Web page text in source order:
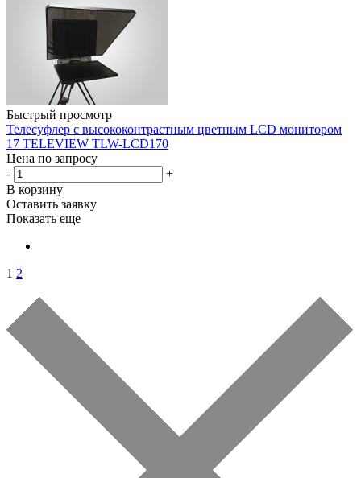
Быстрый просмотр
Телесуфлер с высококонтрастным цветным LCD монитором
17 TELEVIEW TLW-LCD170
Цена по запросу
-
+
В корзину
Оставить заявку
Показать еще
1 2